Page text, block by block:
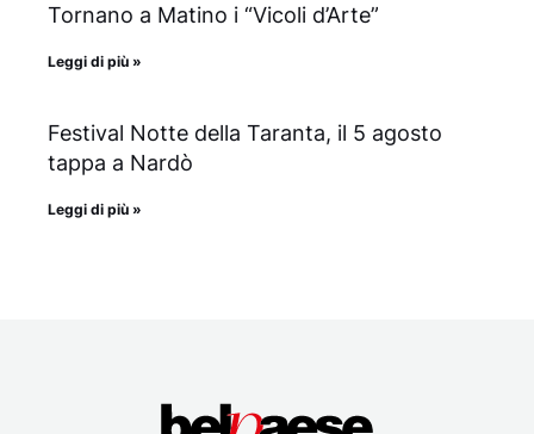
Tornano a Matino i “Vicoli d’Arte”
Leggi di più »
Festival Notte della Taranta, il 5 agosto
tappa a Nardò
Leggi di più »